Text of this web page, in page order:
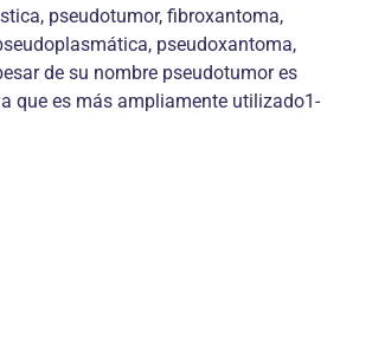
pseudotumor, fibroxantoma,
pseudoxantoma,
de su nombre pseudotumor es
que es más ampliamente utilizado1-